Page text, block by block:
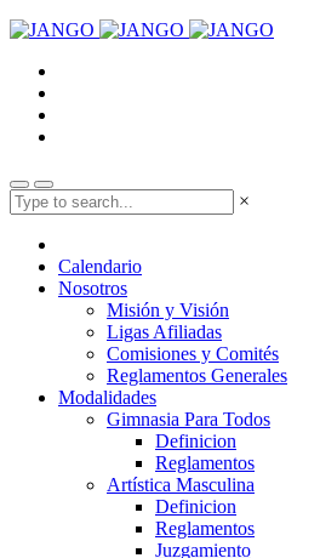
×
Calendario
Nosotros
Misión y Visión
Ligas Afiliadas
Comisiones y Comités
Reglamentos Generales
Modalidades
Gimnasia Para Todos
Definicion
Reglamentos
Artística Masculina
Definicion
Reglamentos
Juzgamiento